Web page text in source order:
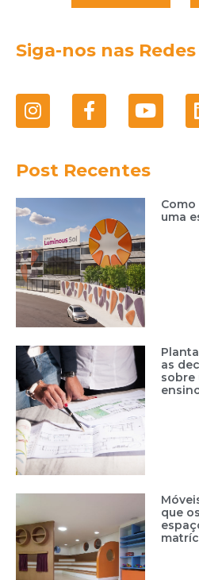
Siga-nos nas
Post Recentes
uma
as
sobre
que